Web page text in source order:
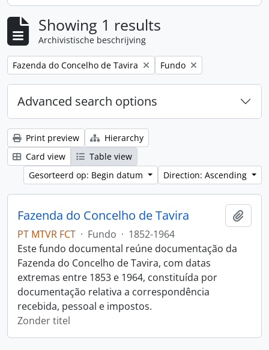
Showing 1 results
Archivistische beschrijving
Remove filter:
Fazenda do Concelho de Tavira Remove filter:
Fundo
Advanced search options
Print preview
Hierarchy
Card view
Table view
Gesorteerd op: Begin datum
Direction: Ascending
Fazenda do Concelho de Tavira
PT MTVR FCT · Fundo · 1852-1964
Este fundo documental reúne documentação da
Fazenda do Concelho de Tavira, com datas
extremas entre 1853 e 1964, constituída por
documentação relativa a correspondência
recebida, pessoal e impostos.
Zonder titel